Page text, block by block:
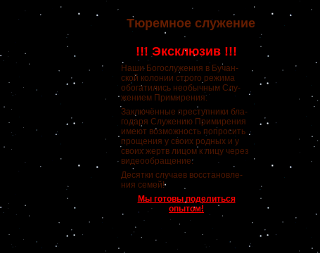
Тюремное служение
!!! Эксклюзив !!!
Наши Богослужения в Бучан-
ской колонии строго режима
обогатились необычным Слу-
жением Примирения.
Заключённые преступники бла-
годаря Служению Примирения
имеют возможность попросить
прощения у своих родных и у
своих жертв лицом к лицу через
видеообращение.
Десятки случаев восстановле-
ния семей!
Мы готовы поделиться
опытом!